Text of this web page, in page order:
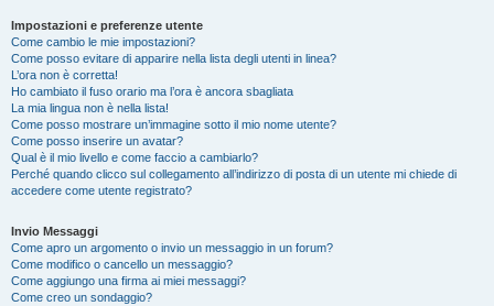
Impostazioni e preferenze utente
Come cambio le mie impostazioni?
Come posso evitare di apparire nella lista degli utenti in linea?
L’ora non è corretta!
Ho cambiato il fuso orario ma l’ora è ancora sbagliata
La mia lingua non è nella lista!
Come posso mostrare un’immagine sotto il mio nome utente?
Come posso inserire un avatar?
Qual è il mio livello e come faccio a cambiarlo?
Perché quando clicco sul collegamento all’indirizzo di posta di un utente mi chiede di
accedere come utente registrato?
Invio Messaggi
Come apro un argomento o invio un messaggio in un forum?
Come modifico o cancello un messaggio?
Come aggiungo una firma ai miei messaggi?
Come creo un sondaggio?